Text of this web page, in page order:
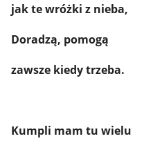
jak te wróżki z nieba,
Doradzą, pomogą
zawsze kiedy trzeba.
Kumpli mam tu wielu